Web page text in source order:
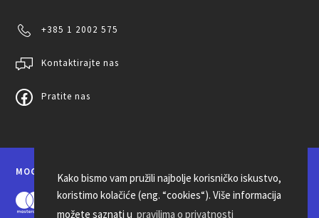
Kako bismo vam pružili najbolje korisničko iskustvo,
koristimo kolačiće (eng. “cookies“). Više informacija
možete saznati u pravilima o privatnosti
+385 1 2002 575
Kontaktirajte nas
Pratite nas
MOGUĆNOSTI PLAĆANJA